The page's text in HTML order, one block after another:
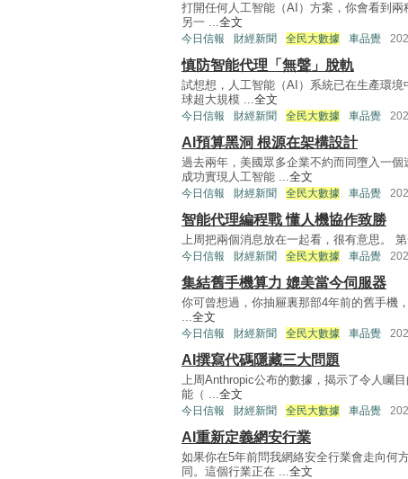
打開任何人工智能（AI）方案，你會看到
另一 ...全文
今日信報 財經新聞 全民大數據 車品覺
慎防智能代理「無聲」脫軌
試想想，人工智能（AI）系統已在生產環
球超大規模 ...全文
今日信報 財經新聞 全民大數據 車品覺
AI預算黑洞 根源在架構設計
過去兩年，美國眾多企業不約而同墮入一
成功實現人工智能 ...全文
今日信報 財經新聞 全民大數據 車品覺
智能代理編程戰 懂人機協作致勝
上周把兩個消息放在一起看，很有意思。
今日信報 財經新聞 全民大數據 車品覺
集結舊手機算力 媲美當今伺服器
你可曾想過，你抽屜裏那部4年前的舊手機
...全文
今日信報 財經新聞 全民大數據 車品覺
AI撰寫代碼隱藏三大問題
上周Anthropic公布的數據，揭示了令人矚
能（ ...全文
今日信報 財經新聞 全民大數據 車品覺
AI重新定義網安行業
如果你在5年前問我網絡安全行業會走向何
同。這個行業正在 ...全文